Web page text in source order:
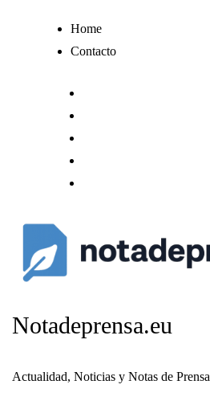
Home
Contacto
Notadeprensa.eu
Actualidad, Noticias y Notas de Prensa